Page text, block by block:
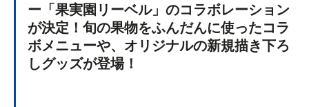
ー「果実園リーベル」のコラボレーション
が決定！旬の果物をふんだんに使ったコラ
ボメニューや、オリジナルの新規描き下ろ
しグッズが登場！